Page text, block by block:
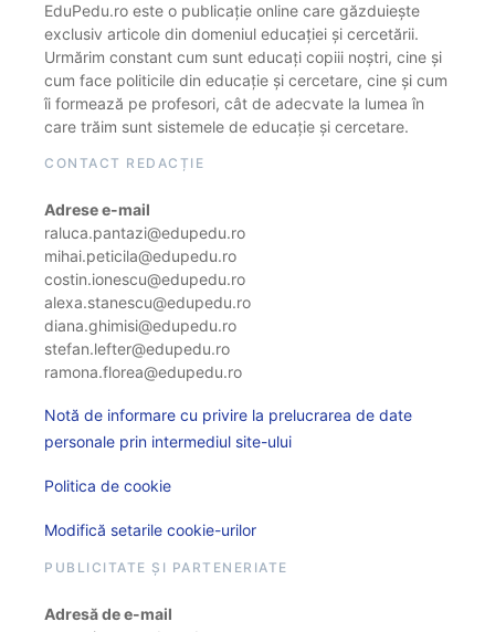
EduPedu.ro este o publicație online care găzduiește
exclusiv articole din domeniul educației și cercetării.
Urmărim constant cum sunt educați copiii noștri, cine și
cum face politicile din educație și cercetare, cine și cum
îi formează pe profesori, cât de adecvate la lumea în
care trăim sunt sistemele de educație și cercetare.
CONTACT REDACȚIE
Adrese e-mail
raluca.pantazi@edupedu.ro
mihai.peticila@edupedu.ro
costin.ionescu@edupedu.ro
alexa.stanescu@edupedu.ro
diana.ghimisi@edupedu.ro
stefan.lefter@edupedu.ro
ramona.florea@edupedu.ro
Notă de informare cu privire la prelucrarea de date
personale prin intermediul site-ului
Politica de cookie
Modifică setarile cookie-urilor
PUBLICITATE ȘI PARTENERIATE
Adresă de e-mail